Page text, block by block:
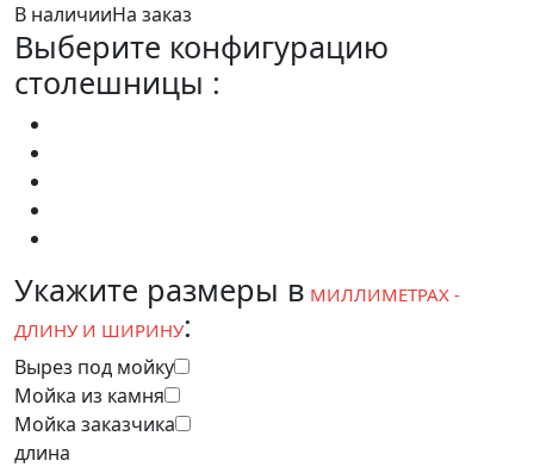
В наличииНа заказ
Выберите конфигурацию
столешницы :
Укажите размеры в МИЛЛИМЕТРАХ -
ДЛИНУ И ШИРИНУ:
Вырез под мойку
Мойка из камня
Мойка заказчика
длина